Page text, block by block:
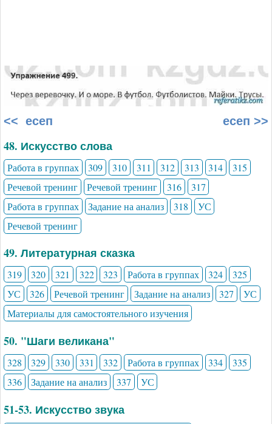
<< есеп есеп >>
48. Искусство слова
Работа в группах 309 310 311 312 313 314
315
Речевой тренинг
Речевой тренинг 316
317
Работа в группах
Задание на анализ 318
УС
Речевой тренинг
49. Литературная сказка
319 320 321 322 323 Работа в группах 324
325
УС
326 Речевой тренинг Задание на анализ 327
УС
Материалы для самостоятельного изучения
50. "Шаги великана"
328 329 330 331 332 Работа в группах 334
335
336
Задание на анализ 337 УС
51-53. Искусство звука